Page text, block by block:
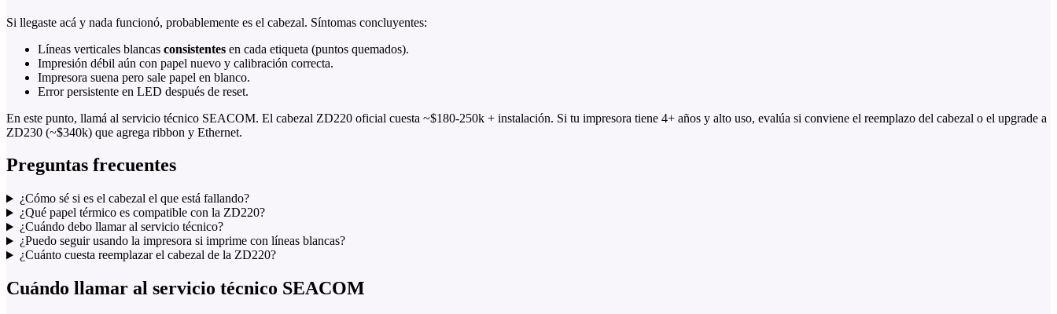
Si llegaste acá y nada funcionó, probablemente es el cabezal. Síntomas concluyentes:
Líneas verticales blancas consistentes en cada etiqueta (puntos quemados).
Impresión débil aún con papel nuevo y calibración correcta.
Impresora suena pero sale papel en blanco.
Error persistente en LED después de reset.
En este punto, llamá al servicio técnico SEACOM. El cabezal ZD220 oficial cuesta ~$180-250k + instalación. Si tu impresora tiene 4+ años y alto uso, evalúa si conviene el reemplazo del cabezal o el upgrade a
ZD230 (~$340k) que agrega ribbon y Ethernet.
Preguntas frecuentes
¿Cómo sé si es el cabezal el que está fallando?
¿Qué papel térmico es compatible con la ZD220?
¿Cuándo debo llamar al servicio técnico?
¿Puedo seguir usando la impresora si imprime con líneas blancas?
¿Cuánto cuesta reemplazar el cabezal de la ZD220?
Cuándo llamar al servicio técnico SEACOM